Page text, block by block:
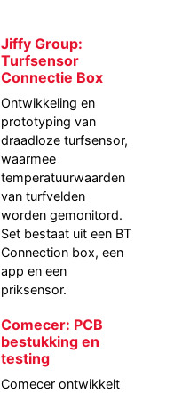
Jiffy Group:
Turfsensor
Connectie Box
Ontwikkeling en
prototyping van
draadloze turfsensor,
waarmee
temperatuurwaarden
van turfvelden
worden gemonitord.
Set bestaat uit een BT
Connection box, een
app en een
priksensor.
Comecer: PCB
bestukking en
testing
Comecer ontwikkelt